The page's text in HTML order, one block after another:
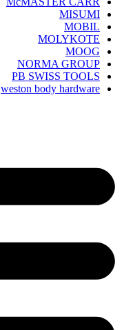
MISUMI
MOBIL
MOLYKOTE
MOOG
NORMA GROUP
PB SWISS TOOLS
weston body hardware